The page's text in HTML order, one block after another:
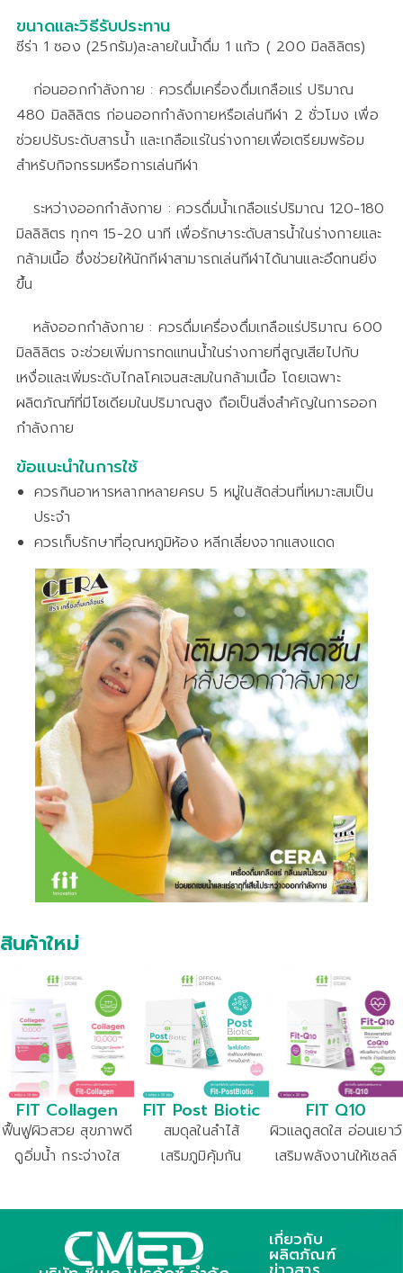
ขนาดและวิธีรับประทาน
ซีร่า 1 ซอง (25กรัม)ละลายในน้ำดื่ม 1 แก้ว ( 200 มิลลิลิตร)
ก่อนออกกำลังกาย : ควรดื่มเครื่องดื่มเกลือแร่ ปริมาณ
480 มิลลิลิตร ก่อนออกกำลังกายหรือเล่นกีฬา 2 ชั่วโมง เพื่อ
ช่วยปรับระดับสารน้ำ และเกลือแร่ในร่างกายเพื่อเตรียมพร้อม
สำหรับกิจกรรมหรือการเล่นกีฬา
ระหว่างออกกำลังกาย : ควรดื่มน้ำเกลือแร่ปริมาณ 120-180
มิลลิลิตร ทุกๆ 15-20 นาที เพื่อรักษาระดับสารน้ำในร่างกายและ
กล้ามเนื้อ ซึ่งช่วยให้นักกีฬาสามารถเล่นกีฬาได้นานและอึดทนยิ่ง
ขึ้น
หลังออกกำลังกาย : ควรดื่มเครื่องดื่มเกลือแร่ปริมาณ 600
มิลลิลิตร จะช่วยเพิ่มการทดแทนน้ำในร่างกายที่สูญเสียไปกับ
เหงื่อและเพิ่มระดับไกลโคเจนสะสมในกล้ามเนื้อ โดยเฉพาะ
ผลิตภัณฑ์ที่มีโซเดียมในปริมาณสูง ถือเป็นสิ่งสำคัญในการออก
กำลังกาย
ข้อแนะนำในการใช้
ควรกินอาหารหลากหลายครบ 5 หมู่ในสัดส่วนที่เหมาะสมเป็น
ประจำ
ควรเก็บรักษาที่อุณหภูมิห้อง หลีกเลี่ยงจากแสงแดด
สินค้าใหม่
FIT Collagen
ฟื้นฟูผิวสวย สุขภาพดี
ดูอิ่มน้ำ กระจ่างใส
FIT Post Biotic
สมดุลในลำไส้
เสริมภูมิคุ้มกัน
FIT Q10​
ผิวแลดูสดใส อ่อนเยาว์
เสริมพลังงานให้เซลล์
เกี่ยวกับ
ผลิตภัณฑ์